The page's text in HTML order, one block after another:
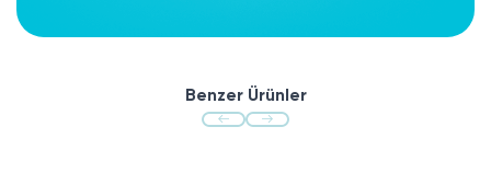
Benzer Ürünler